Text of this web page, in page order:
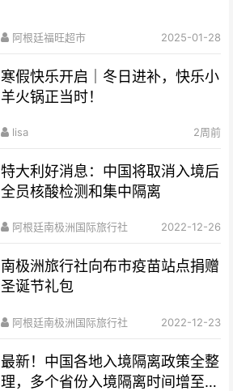
阿根廷福旺超市 2025-01-28
寒假快乐开启｜冬日进补，快乐小
羊火锅正当时！
lisa 2周前
特大利好消息：中国将取消入境后
全员核酸检测和集中隔离
阿根廷南极洲国际旅行社 2022-12-26
南极洲旅行社向布市疫苗站点捐赠
圣诞节礼包
阿根廷南极洲国际旅行社 2022-12-23
最新！中国各地入境隔离政策全整
理，多个省份入境隔离时间增至